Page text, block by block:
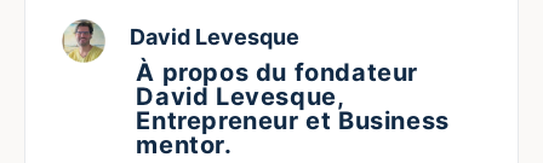
David Levesque
À propos du fondateur
David Levesque,
Entrepreneur et Business
mentor.